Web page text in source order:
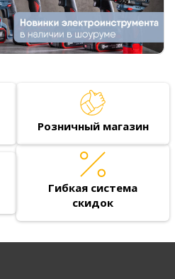
Розничный магазин
Гибкая система
скидок